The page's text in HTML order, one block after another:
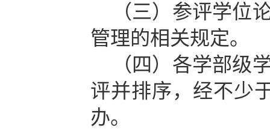
（三） 参评学位
管理的相关规定。
（四） 各学部级
评并排序，经不少
办。